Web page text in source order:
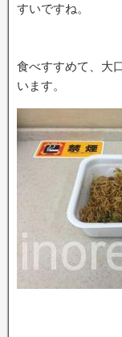
すいですね。
食べすすめて、大
います。